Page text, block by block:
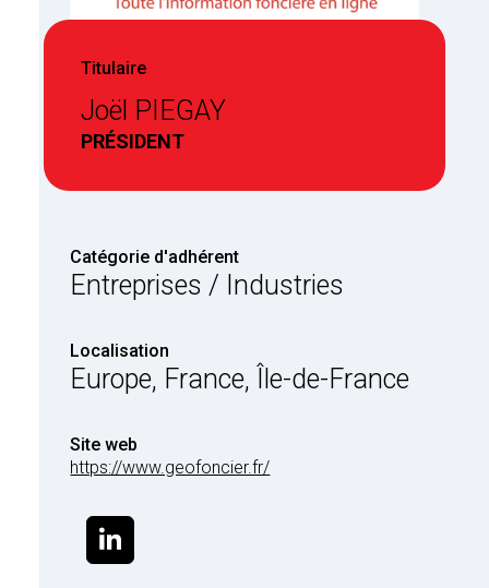
Titulaire
Joël PIEGAY
PRÉSIDENT
Catégorie d'adhérent
Entreprises / Industries
Localisation
Europe, France, Île-de-France
Site web
https://www.geofoncier.fr/